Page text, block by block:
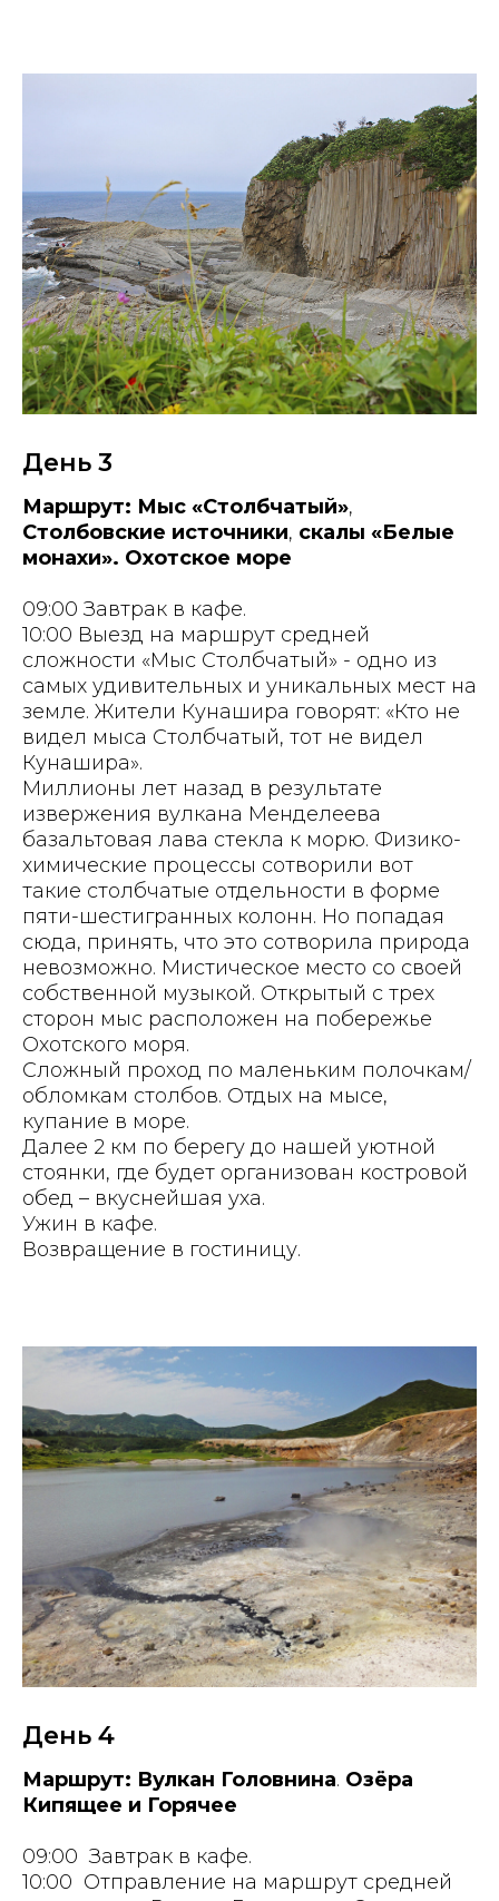
День 3
Маршрут: Мыс «Столбчатый»,
Столбовские источники, скалы «Белые
монахи». Охотское море
09:00 Завтрак в кафе.
10:00 Выезд на маршрут средней
сложности «Мыс Столбчатый» - одно из
самых удивительных и уникальных мест на
земле. Жители Кунашира говорят: «Кто не
видел мыса Столбчатый, тот не видел
Кунашира».
Миллионы лет назад в результате
извержения вулкана Менделеева
базальтовая лава стекла к морю. Физико-
химические процессы сотворили вот
такие столбчатые отдельности в форме
пяти-шестигранных колонн. Но попадая
сюда, принять, что это сотворила природа
невозможно. Мистическое место со своей
собственной музыкой. Открытый с трех
сторон мыс расположен на побережье
Охотского моря.
Сложный проход по маленьким полочкам/
обломкам столбов. Отдых на мысе,
купание в море.
Далее 2 км по берегу до нашей уютной
стоянки, где будет организован костровой
обед – вкуснейшая уха.
Ужин в кафе.
Возвращение в гостиницу.
День 4
Маршрут: Вулкан Головнина. Озёра
Кипящее и Горячее
09:00 Завтрак в кафе.
10:00 Отправление на маршрут средней